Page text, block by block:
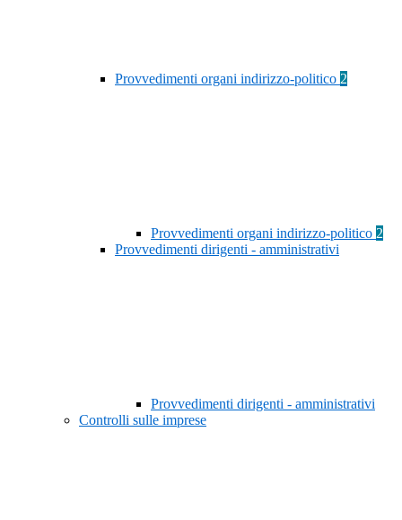
Provvedimenti organi indirizzo-politico 2
Provvedimenti organi indirizzo-politico 2
Provvedimenti dirigenti - amministrativi
Provvedimenti dirigenti - amministrativi
Controlli sulle imprese